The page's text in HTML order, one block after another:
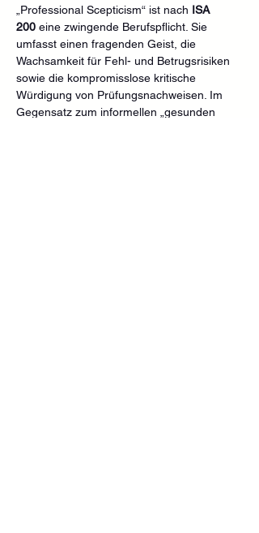
„Professional Scepticism“ ist nach ISA
200 eine zwingende Berufspflicht. Sie
umfasst einen fragenden Geist, die
Wachsamkeit für Fehl- und Betrugsrisiken
sowie die kompromisslose kritische
Würdigung von Prüfungsnachweisen. Im
Gegensatz zum informellen „gesunden